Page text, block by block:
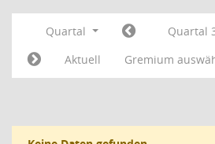
Quartal Quartal
Aktuell
Gremium